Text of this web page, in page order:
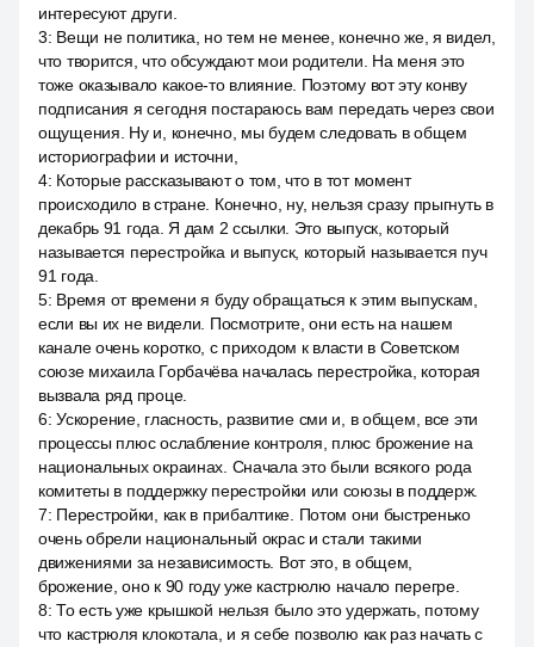
интересуют други.
3: Вещи не политика, но тем не менее, конечно же, я видел,
что творится, что обсуждают мои родители. На меня это
тоже оказывало какое-то влияние. Поэтому вот эту конву
подписания я сегодня постараюсь вам передать через свои
ощущения. Ну и, конечно, мы будем следовать в общем
историографии и источни,
4: Которые рассказывают о том, что в тот момент
происходило в стране. Конечно, ну, нельзя сразу прыгнуть в
декабрь 91 года. Я дам 2 ссылки. Это выпуск, который
называется перестройка и выпуск, который называется пуч
91 года.
5: Время от времени я буду обращаться к этим выпускам,
если вы их не видели. Посмотрите, они есть на нашем
канале очень коротко, с приходом к власти в Советском
союзе михаила Горбачёва началась перестройка, которая
вызвала ряд проце.
6:Ускорение, гласность, развитие сми и, в общем, все эти
процессы плюс ослабление контроля, плюс брожение на
национальных окраинах. Сначала это были всякого рода
комитеты в поддержку перестройки или союзы в поддерж.
7: Перестройки, как в прибалтике. Потом они быстренько
очень обрели национальный окрас и стали такими
движениями за независимость. Вот это, в общем,
брожение, оно к 90 году уже кастрюлю начало перегре.
8:То есть уже крышкой нельзя было это удержать, потому
что кастрюля клокотала, и я себе позволю как раз начать с